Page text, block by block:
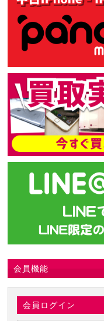
会員機能
会員ログイン